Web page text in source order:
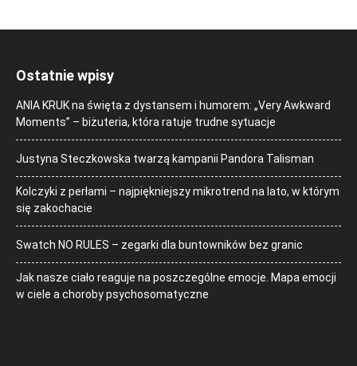
Ostatnie wpisy
ANIA KRUK na święta z dystansem i humorem: „Very Awkward
Moments” – biżuteria, która ratuje trudne sytuacje
Justyna Steczkowska twarzą kampanii Pandora Talisman
Kolczyki z perłami – najpiękniejszy mikrotrend na lato, w którym
się zakochacie
Swatch NO RULES – zegarki dla buntowników bez granic
Jak nasze ciało reaguje na poszczególne emocje. Mapa emocji
w ciele a choroby psychosomatyczne